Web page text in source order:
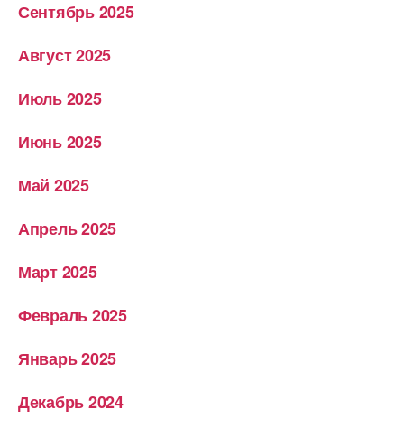
Сентябрь 2025
Август 2025
Июль 2025
Июнь 2025
Май 2025
Апрель 2025
Март 2025
Февраль 2025
Январь 2025
Декабрь 2024